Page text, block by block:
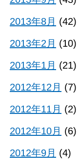
2013年8月 (42)
2013年2月 (10)
2013年1月 (21)
2012年12月 (7)
2012年11月 (2)
2012年10月 (6)
2012年9月 (4)